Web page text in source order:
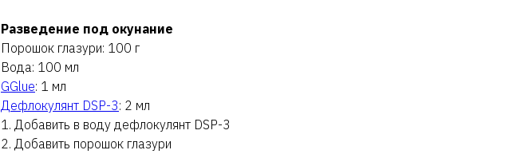
Разведение под окунание
Порошок глазури: 100 г
Вода: 100 мл
GGlue: 1 мл
Дефлокулянт DSP-3: 2 мл
1. Добавить в воду дефлокулянт DSP-3
2. Добавить порошок глазури